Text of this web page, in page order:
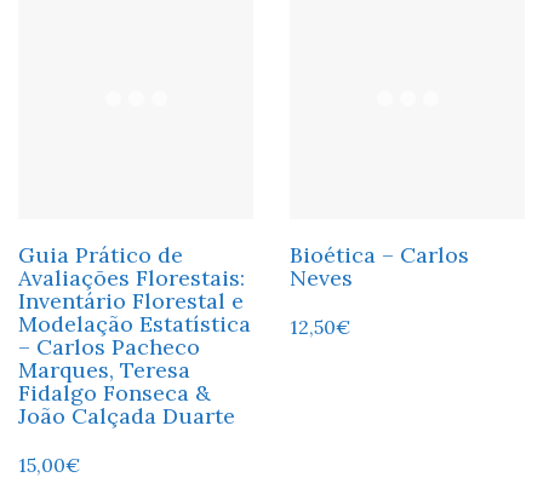
Guia Prático de
Avaliações Florestais:
Inventário Florestal e
Modelação Estatística
– Carlos Pacheco
Marques, Teresa
Fidalgo Fonseca &
João Calçada Duarte
15,00€
Bioética – Carlos
Neves
12,50€